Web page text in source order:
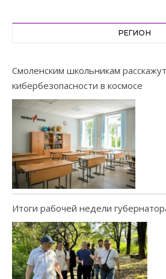
РЕГИОН
Смоленским школьникам
кибербезопасности в космосе
Итоги рабочей недели